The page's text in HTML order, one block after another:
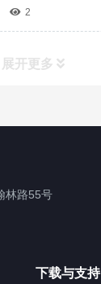
2
展开更多
林路55号
下载与支持